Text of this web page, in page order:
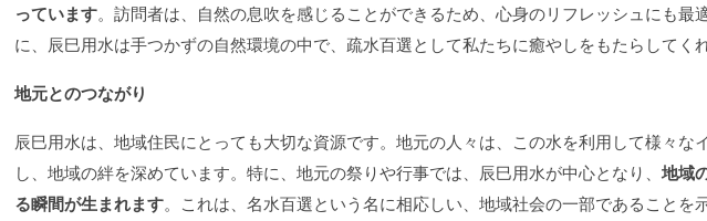
っています。訪問者は、自然の息吹を感じることができるため、心身のリフレッシュにも最
に、辰巳用水は手つかずの自然環境の中で、疏水百選として私たちに癒やしをもたらしてくれ
地元とのつながり
辰巳用水は、地域住民にとっても大切な資源です。地元の人々は、この水を利用して様々な
し、地域の絆を深めています。特に、地元の祭りや行事では、辰巳用水が中心となり、 地域
る瞬間が生まれます。これは、名水百選という名に相応しい、地域社会の一部であることを